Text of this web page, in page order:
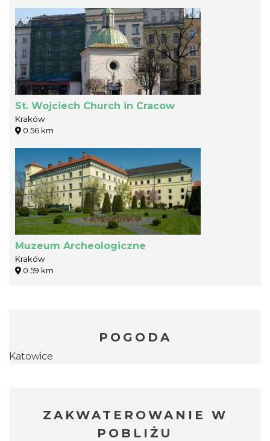
St. Wojciech Church in Cracow
Kraków
0.56 km
Muzeum Archeologiczne
Kraków
0.59 km
POGODA
Katowice
ZAKWATEROWANIE W
POBLIŻU